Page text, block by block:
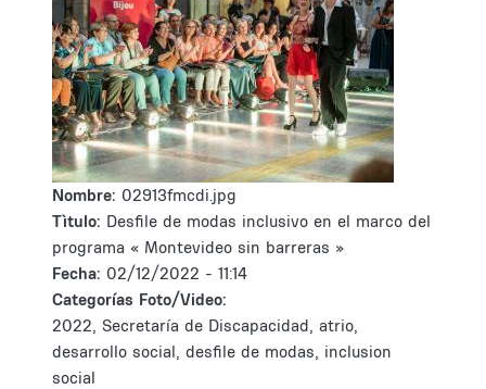
Nombre: 02913fmcdi.jpg
Tìtulo: Desfile de modas inclusivo en el marco del
programa « Montevideo sin barreras »
Fecha: 02/12/2022 - 11:14
Categorías Foto/Video:
2022, Secretaría de Discapacidad, atrio,
desarrollo social, desfile de modas, inclusion
social